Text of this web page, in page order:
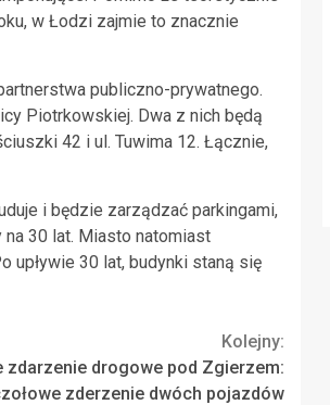
w Łodzi zajmie to znacznie
publiczno-prywatnego.
Piotrkowskiej. Dwa z nich będą
42 i ul. Tuwima 12. Łącznie,
i będzie zarządzać parkingami,
na 30 lat. Miasto natomiast
upływie 30 lat, budynki staną się
Kolejny:
zdarzenie drogowe pod Zgierzem:
zderzenie dwóch pojazdów